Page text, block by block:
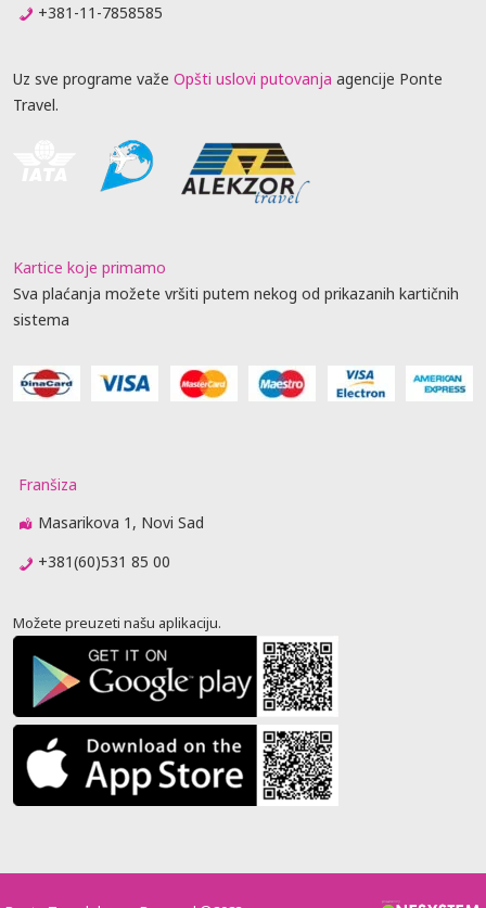
+381-11-7858585
Uz sve programe važe Opšti uslovi putovanja agencije Ponte
Travel.
Kartice koje primamo
Sva plaćanja možete vršiti putem nekog od prikazanih kartičnih
sistema
Franšiza
Masarikova 1, Novi Sad
+381(60)531 85 00
Možete preuzeti našu aplikaciju.